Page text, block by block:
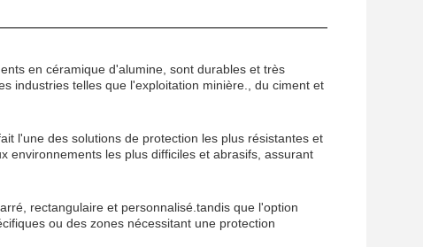
en céramique d'alumine, sont durables et très
industries telles que l'exploitation minière., du ciment et
l'une des solutions de protection les plus résistantes et
environnements les plus difficiles et abrasifs, assurant
rectangulaire et personnalisé.tandis que l'option
ou des zones nécessitant une protection